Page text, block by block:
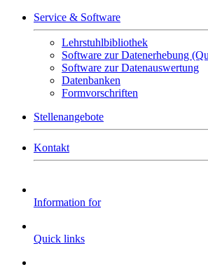
Service & Software
Lehrstuhlbibliothek
Software zur Datenerhebung
Software zur Datenauswertung
Datenbanken
Formvorschriften
Stellenangebote
Kontakt
Information for
Quick links